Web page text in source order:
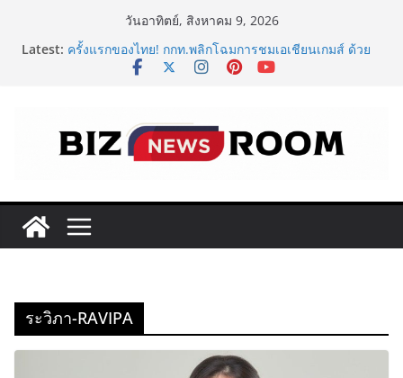
วันอาทิตย์, สิงหาคม 9, 2026
Latest: ครั้งแรกของไทย! กกท.พลิกโฉมการชมเอเชียนเกมส์ ด้วย
แคมเปญ ‘#มากกว่ามหกรรมกีฬา ALL IN ASIAN GAMES’
ตลาดโภชนาการสุขภาพโลกโตทะลุล้านล้านดอลลาร์
‘RAKSAPHAN’ เปิดฉากคอลเลกชันระดับมาสเตอร์พีซคอล
เลกชันแรก รังสรรค์ “ผ้าลายน้ำไหล” สู่ชิ้นงานศิลปะสะสม
FOODNext SME D Navigator โมเดลใหม่จาก SME D
Bank เชื่อมทุน–ความรู้ หนุนธุรกิจอาหารไทย
ททท. จับมือ TransNusa Airline – Traveloka ยกระดับ
Destination
ระวิภา-RAVIPA